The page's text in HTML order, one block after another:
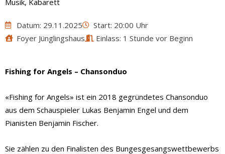
Datum: 29.11.2025
Start: 20:00 Uhr
Foyer Jünglingshaus
Einlass: 1 Stunde vor Beginn
Fishing for Angels – Chansonduo
«Fishing for Angels» ist ein 2018 gegründetes Chansonduo
aus dem Schauspieler Lukas Benjamin Engel und dem
Pianisten Benjamin Fischer.
Sie zählen zu den Finalisten des Bungesgesangswettbewerbs